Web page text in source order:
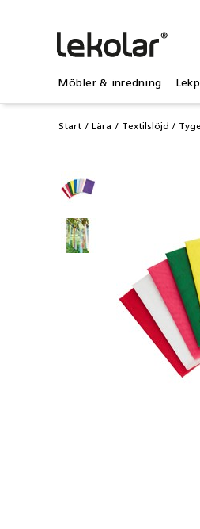
Möbler & inredning
Start Lära Textilslöjd